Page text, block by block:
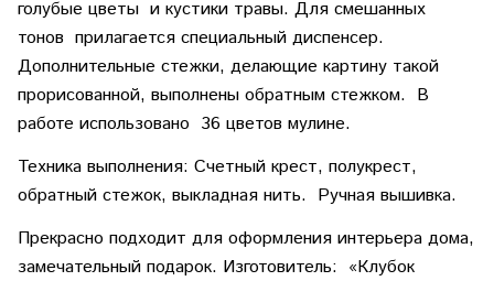
голубые цветы и кустики травы. Для смешанных
тонов прилагается специальный диспенсер.
Дополнительные стежки, делающие картину такой
прорисованной, выполнены обратным стежком. В
работе использовано 36 цветов мулине.
Техника выполнения: Счетный крест, полукрест,
обратный стежок, выкладная нить. Ручная вышивка.
Прекрасно подходит для оформления интерьера дома,
замечательный подарок. Изготовитель: «Клубок